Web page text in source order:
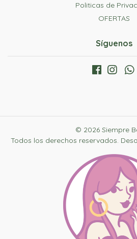
Politicas de
OFERTAS
Síguenos
© 2026 Siempre
Todos los derechos reservados.